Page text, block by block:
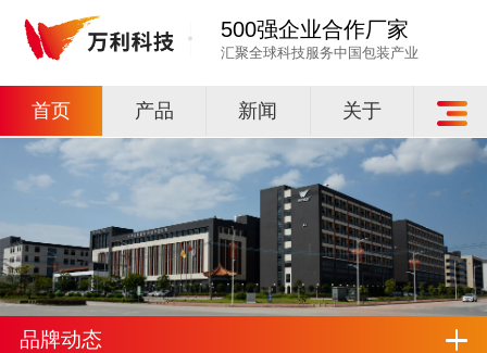
500强企业合作厂家
汇聚全球科技服务中国包装产业
首页 产品 新闻 关于
品牌动态